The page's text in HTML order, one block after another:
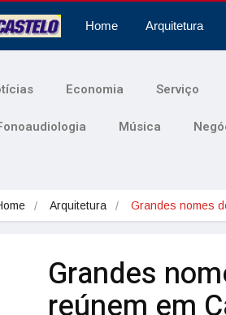
Home Arquitetura
Economia Serviço
Música
Arquitetura Grandes nomes
Grandes